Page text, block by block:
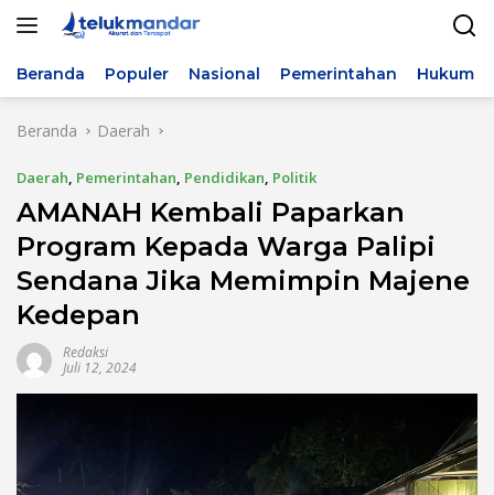
Beranda Populer Nasional Pemerintahan Hukum
Beranda Daerah
Daerah, Pemerintahan, Pendidikan, Politik
AMANAH Kembali Paparkan
Program Kepada Warga Palipi
Sendana Jika Memimpin Majene
Kedepan
Redaksi
Juli 12, 2024